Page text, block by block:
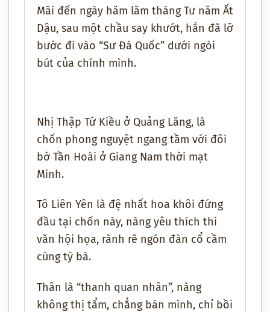
Mãi đến ngày hăm lăm tháng Tư năm Ất
Dậu, sau một chầu say khướt, hắn đã lỡ
bước đi vào “Sư Đà Quốc” dưới ngòi
bút của chính mình.
Nhị Thập Tứ Kiều ở Quảng Lăng, là
chốn phong nguyệt ngang tầm với đôi
bờ Tần Hoài ở Giang Nam thời mạt
Minh.
Tô Liên Yên là đệ nhất hoa khôi đứng
đầu tại chốn này, nàng yêu thích thi
văn hội họa, rành rẽ ngón đàn cổ cầm
cùng tỳ bà.
Thân là “thanh quan nhân”, nàng
không thị tẩm, chẳng bán mình, chỉ bồi